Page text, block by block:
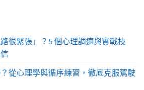
很緊張」？5 個心理調適與實戰技
從心理學與循序練習，徹底克服駕駛